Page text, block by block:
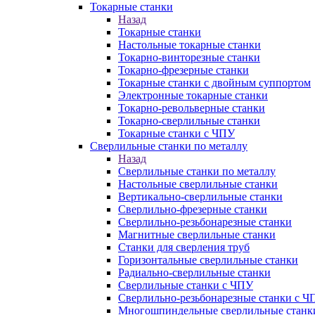
Токарные станки
Назад
Токарные станки
Настольные токарные станки
Токарно-винторезные станки
Токарно-фрезерные станки
Токарные станки с двойным суппортом
Электронные токарные станки
Токарно-револьверные станки
Токарно-сверлильные станки
Токарные станки с ЧПУ
Сверлильные станки по металлу
Назад
Сверлильные станки по металлу
Настольные сверлильные станки
Вертикально-сверлильные станки
Сверлильно-фрезерные станки
Сверлильно-резьбонарезные станки
Магнитные сверлильные станки
Станки для сверления труб
Горизонтальные сверлильные станки
Радиально-сверлильные станки
Сверлильные станки с ЧПУ
Сверлильно-резьбонарезные станки с
Многошпиндельные сверлильные